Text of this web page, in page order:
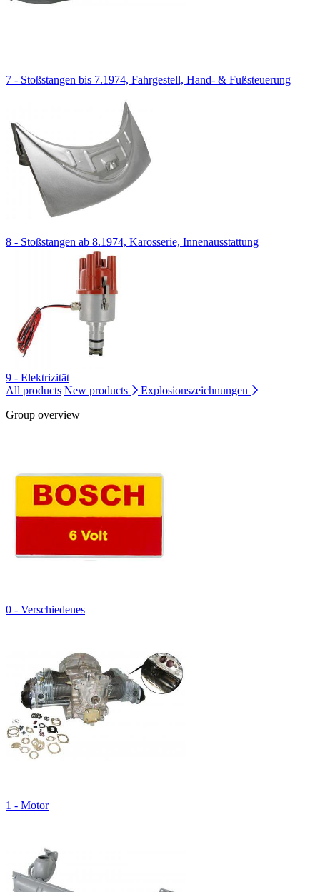
7 - Stoßstangen bis 7.1974, Fahrgestell, Hand- & Fußsteuerung
8 - Stoßstangen ab 8.1974, Karosserie, Innenausstattung
9 - Elektrizität
All products New products
Explosionszeichnungen
Group overview
0 - Verschiedenes
1 - Motor